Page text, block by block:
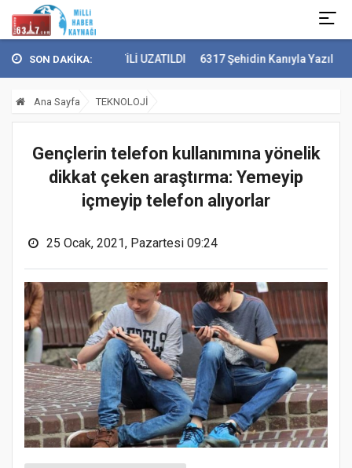
SON DAKİKA:
KAR TATİLİ UZATILDI 6317 Şehidin Kanıyla Yazılan Destan
Ana Sayfa TEKNOLOJİ
Gençlerin telefon kullanımına yönelik
dikkat çeken araştırma: Yemeyip
içmeyip telefon alıyorlar
25 Ocak, 2021, Pazartesi 09:24